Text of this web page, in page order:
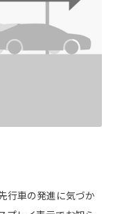
行車の発進に気づか